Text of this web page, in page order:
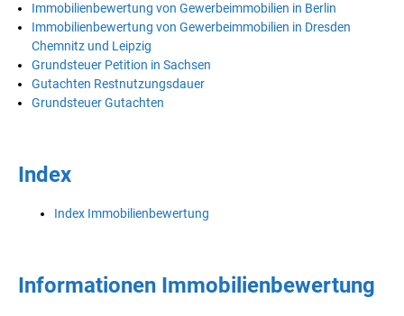
Immobilienbewertung von Gewerbeimmobilien in Berlin
Immobilienbewertung von Gewerbeimmobilien in Dresden
Chemnitz und Leipzig
Grundsteuer Petition in Sachsen
Gutachten Restnutzungsdauer
Grundsteuer Gutachten
Index
Index Immobilienbewertung
Informationen Immobilienbewertung